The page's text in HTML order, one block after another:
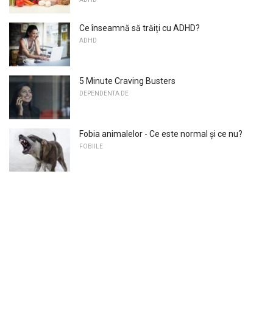
Ce înseamnă să trăiți cu ADHD?
ADHD
5 Minute Craving Busters
DEPENDENTA DE
Fobia animalelor - Ce este normal și ce nu?
FOBIILE